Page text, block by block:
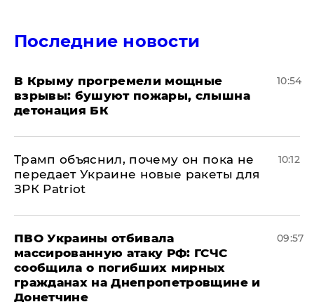
Последние новости
В Крыму прогремели мощные
взрывы: бушуют пожары, слышна
детонация БК
10:54
Трамп объяснил, почему он пока не
передает Украине новые ракеты для
ЗРК Patriot
10:12
ПВО Украины отбивала
массированную атаку РФ: ГСЧС
сообщила о погибших мирных
гражданах на Днепропетровщине и
Донетчине
09:57